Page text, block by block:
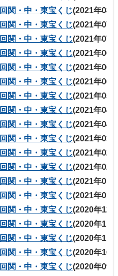
関・中・東宝くじ(2021年08
関・中・東宝くじ(2021年07
関・中・東宝くじ(2021年07
関・中・東宝くじ(2021年06
関・中・東宝くじ(2021年06
関・中・東宝くじ(2021年06
関・中・東宝くじ(2021年05
関・中・東宝くじ(2021年04
関・中・東宝くじ(2021年04
関・中・東宝くじ(2021年03
関・中・東宝くじ(2021年02
関・中・東宝くじ(2021年02
関・中・東宝くじ(2021年01
関・中・東宝くじ(2021年01
関・中・東宝くじ(2020年12
関・中・東宝くじ(2020年11
関・中・東宝くじ(2020年11
関・中・東宝くじ(2020年10
関・中・東宝くじ(2020年09